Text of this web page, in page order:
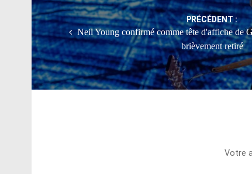
PRÉCÉDENT :
Neil Young confirmé comme tête d'affiche de
brièvement retiré
Votre